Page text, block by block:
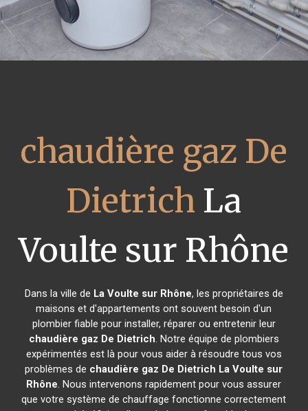
chaudière gaz De
Dietrich La
Voulte sur Rhône
Dans la ville de La Voulte sur Rhône, les propriétaires de
maisons et d'appartements ont souvent besoin d'un
plombier fiable pour installer, réparer ou entretenir leur
chaudière gaz De Dietrich. Notre équipe de plombiers
expérimentés est là pour vous aider à résoudre tous vos
problèmes de chaudière gaz De Dietrich La Voulte sur
Rhône. Nous intervenons rapidement pour vous assurer
que votre système de chauffage fonctionne correctement